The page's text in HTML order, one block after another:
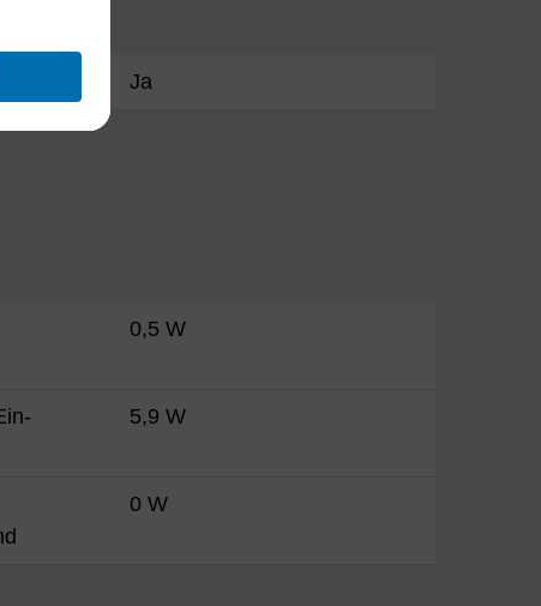
Ja
0,5 W
5,9 W
0 W